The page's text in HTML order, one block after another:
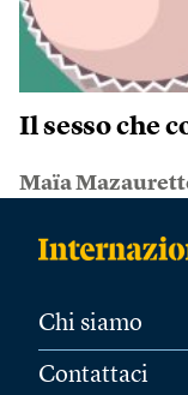
Il sesso che
Maïa
Chi siamo
Contattaci